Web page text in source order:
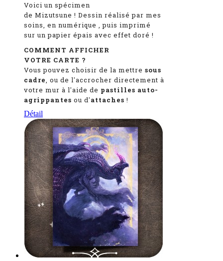
Voici un spécimen
de Mizutsune ! Dessin réalisé par mes
soins, en numérique , puis imprimé
sur un papier épais avec effet doré !
COMMENT AFFICHER
VOTRE CARTE ?
Vous pouvez choisir de la mettre sous
cadre, ou de l'accrocher directement à
votre mur à l'aide de pastilles auto-
agrippantes ou d'attaches !
Détail